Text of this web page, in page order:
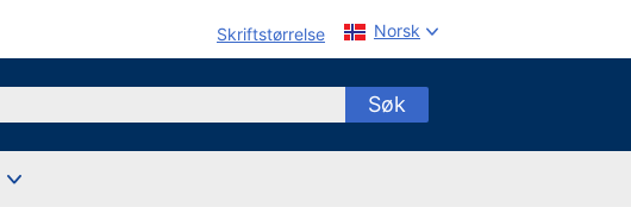
Skriftstørrelse Norsk
Søk